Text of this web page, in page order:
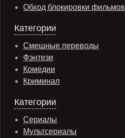
Обход блокировки фильмов
Категории
Смешные переводы
Фэнтези
Комедии
Криминал
Категории
Сериалы
Мультсериалы